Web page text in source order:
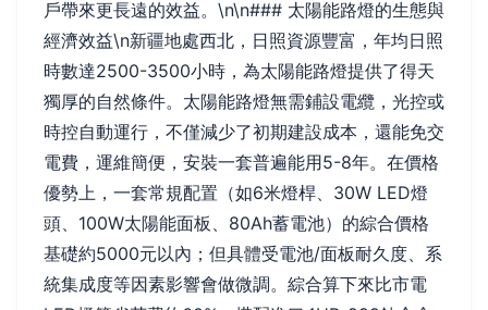
戶帶來更長遠的效益。\n\n### 太陽能路燈的生態與
經濟效益\n新疆地處西北，日照資源豐富，年均日照
時數達2500-3500小時，為太陽能路燈提供了得天
獨厚的自然條件。太陽能路燈無需鋪設電纜，光控或
時控自動運行，不僅減少了初期建設成本，還能免交
電費，運維簡便，安裝一套普遍能用5-8年。在價格
優勢上，一套常規配置（如6米燈桿、30W LED燈
頭、100W太陽能面板、80Ah蓄電池）的綜合價格
基礎約5000元以內；但具體受電池/面板耐久度、系
統集成度等因素影響會做微調。綜合算下來比市電